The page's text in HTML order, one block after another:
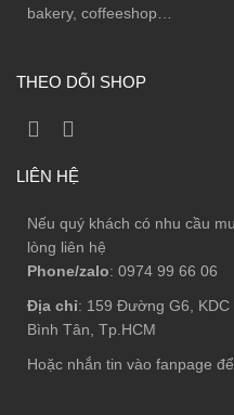
bakery, coffeeshop…
THEO DÕI SHOP
LIÊN HỆ
Nếu quý khách có nhu cầu
lòng liên hệ
Phone/zalo: 0974 99 66 06
Địa chỉ: 159 Đường G6, KDC
Bình Tân, Tp.HCM
Hoặc nhắn tin vào fanpage